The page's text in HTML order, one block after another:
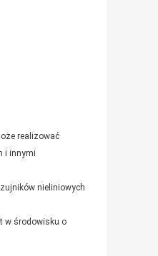
realizować
i innymi
nieliniowych
w środowisku o